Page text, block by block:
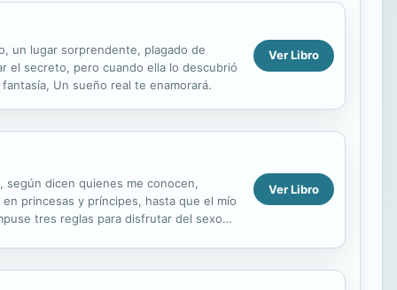
un lugar sorprendente, plagado de
el secreto, pero cuando ella lo descubrió
Un sueño real te enamorará.
Ver Libro
según dicen quienes me conocen,
princesas y príncipes, hasta que el mío
tres reglas para disfrutar del sexo
Ver Libro